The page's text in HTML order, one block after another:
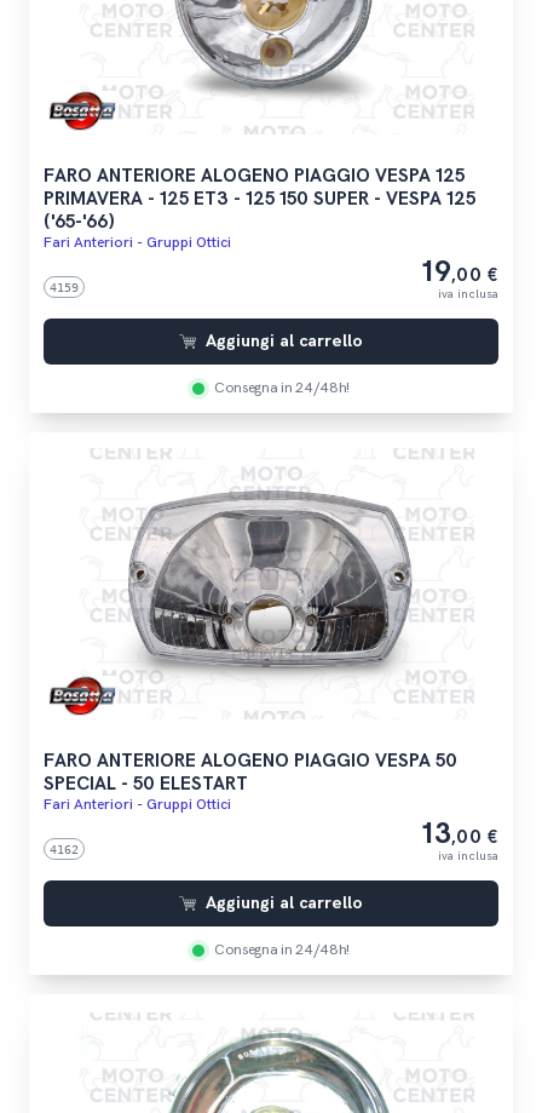
FARO ANTERIORE ALOGENO PIAGGIO VESPA 125
PRIMAVERA - 125 ET3 - 125 150 SUPER - VESPA 125
('65-'66)
Fari Anteriori - Gruppi Ottici
4159 19,00 €
iva inclusa
Aggiungi al carrello
Consegna in 24/48h!
FARO ANTERIORE ALOGENO PIAGGIO VESPA 50
SPECIAL - 50 ELESTART
Fari Anteriori - Gruppi Ottici
4162 13,00 €
iva inclusa
Aggiungi al carrello
Consegna in 24/48h!